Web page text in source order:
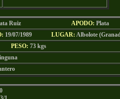
Plata Ruiz APODO: Plata
19/07/1989 LUGAR: Albolote
PESO: 73 kgs